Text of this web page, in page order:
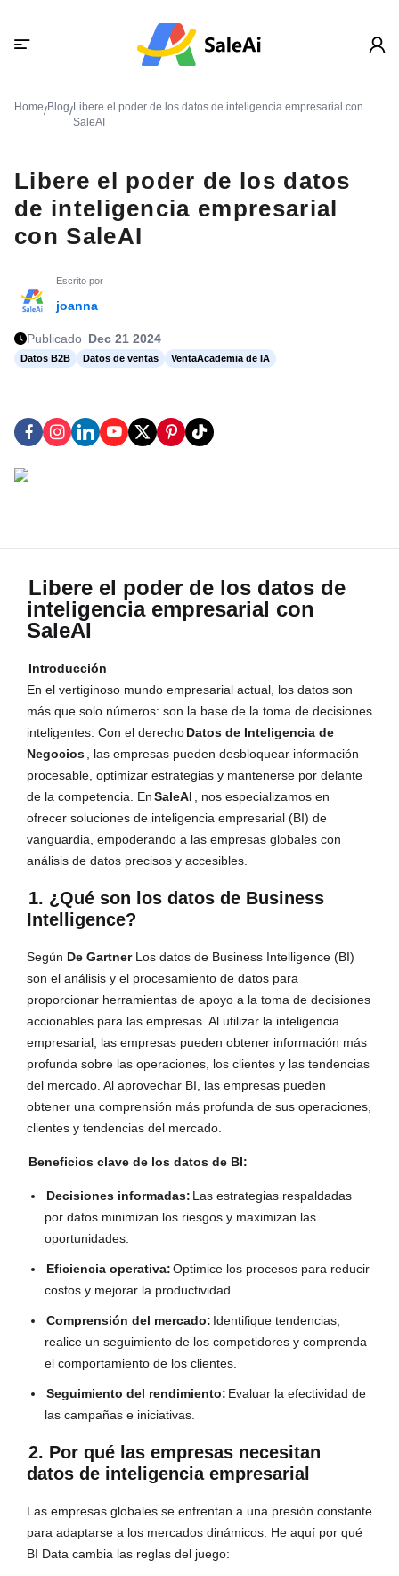
Home/Blog/Libere el poder de los datos de inteligencia empresarial con
SaleAI
Libere el poder de los datos
de inteligencia empresarial
con SaleAI
Escrito por
joanna
Publicado Dec 21 2024
Datos B2B Datos de ventas VentaAcademia de IA
Libere el poder de los datos de
inteligencia empresarial con
SaleAI
Introducción
En el vertiginoso mundo empresarial actual, los datos son
más que solo números: son la base de la toma de decisiones
inteligentes. Con el derechoDatos de Inteligencia de
Negocios
, las empresas pueden desbloquear información
procesable, optimizar estrategias y mantenerse por delante
de la competencia. EnSaleAI
, nos especializamos en
ofrecer soluciones de inteligencia empresarial (BI) de
vanguardia, empoderando a las empresas globales con
análisis de datos precisos y accesibles.
1. ¿Qué son los datos de Business
Intelligence?
Según De Gartner Los datos de Business Intelligence (BI)
son el análisis y el procesamiento de datos para
proporcionar herramientas de apoyo a la toma de decisiones
accionables para las empresas. Al utilizar la inteligencia
empresarial, las empresas pueden obtener información más
profunda sobre las operaciones, los clientes y las tendencias
del mercado. Al aprovechar BI, las empresas pueden
obtener una comprensión más profunda de sus operaciones,
clientes y tendencias del mercado.
Beneficios clave de los datos de BI:
Decisiones informadas: Las estrategias respaldadas
por datos minimizan los riesgos y maximizan las
oportunidades.
Eficiencia operativa:Optimice los procesos para reducir
costos y mejorar la productividad.
Comprensión del mercado: Identifique tendencias,
realice un seguimiento de los competidores y comprenda
el comportamiento de los clientes.
Seguimiento del rendimiento: Evaluar la efectividad de
las campañas e iniciativas.
2. Por qué las empresas necesitan
datos de inteligencia empresarial
Las empresas globales se enfrentan a una presión constante
para adaptarse a los mercados dinámicos. He aquí por qué
BI Data cambia las reglas del juego: